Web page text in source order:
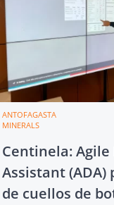
ANTOFAGASTA
MINERALS
Centinela: Agile
Assistant (ADA)
de cuellos de